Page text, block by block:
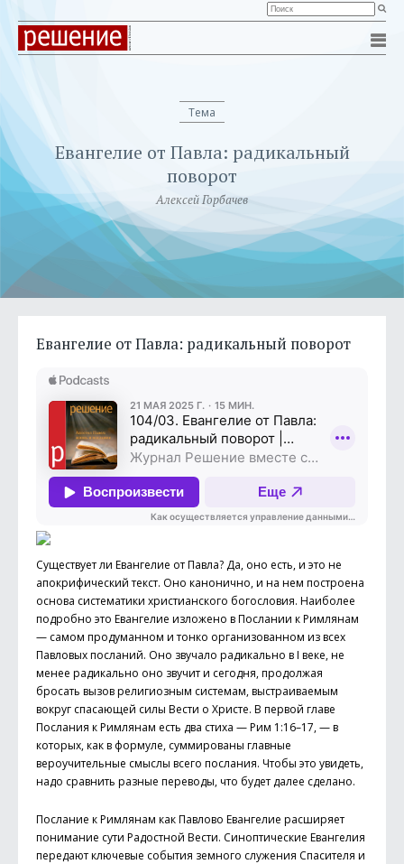
Тема
Евангелие от Павла: радикальный
поворот
Алексей Горбачев
Евангелие от Павла: радикальный поворот
Существует ли Евангелие от Павла? Да, оно есть, и это не
апокрифический текст. Оно канонично, и на нем построена
основа систематики христианского богословия. Наиболее
подробно это Евангелие изложено в Послании к Римлянам
— самом продуманном и тонко организованном из всех
Павловых посланий. Оно звучало радикально в I веке, не
менее радикально оно звучит и сегодня, продолжая
бросать вызов религиозным системам, выстраиваемым
вокруг спасающей силы Вести о Христе. В первой главе
Послания к Римлянам есть два стиха — Рим 1:16–17, — в
которых, как в формуле, суммированы главные
вероучительные смыслы всего послания. Чтобы это увидеть,
надо сравнить разные переводы, что будет далее сделано.
Послание к Римлянам как Павлово Евангелие расширяет
понимание сути Радостной Вести. Синоптические Евангелия
передают ключевые события земного служения Спасителя и